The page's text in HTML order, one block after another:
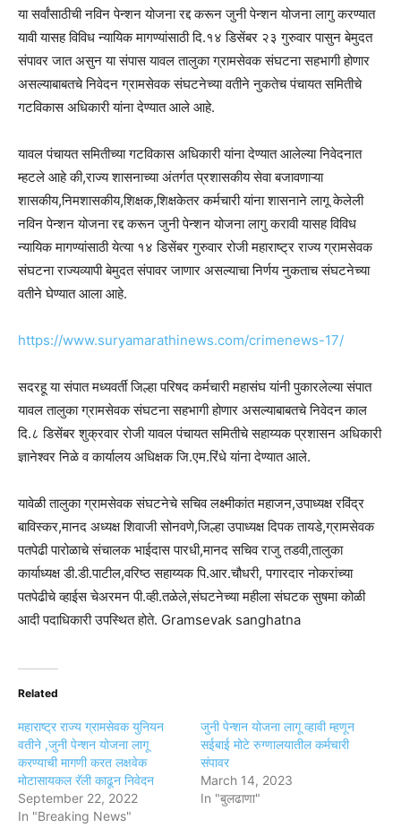
या सर्वांसाठीची नविन पेन्शन योजना रद्द करून जुनी पेन्शन योजना लागु करण्यात
यावी यासह विविध न्यायिक मागण्यांसाठी दि.१४ डिसेंबर २३ गुरुवार पासुन बेमुदत
संपावर जात असुन या संपास यावल तालुका ग्रामसेवक संघटना सहभागी होणार
असल्याबाबतचे निवेदन ग्रामसेवक संघटनेच्या वतीने नुकतेच पंचायत समितीचे
गटविकास अधिकारी यांना देण्यात आले आहे.
यावल पंचायत समितीच्या गटविकास अधिकारी यांना देण्यात आलेल्या निवेदनात
म्हटले आहे की,राज्य शासनाच्या अंतर्गत प्रशासकीय सेवा बजावणाऱ्या
शासकीय,निमशासकीय,शिक्षक,शिक्षकेतर कर्मचारी यांना शासनाने लागू केलेली
नविन पेन्शन योजना रद्द करून जुनी पेन्शन योजना लागु करावी यासह विविध
न्यायिक मागण्यांसाठी येत्या १४ डिसेंबर गुरुवार रोजी महाराष्ट्र राज्य ग्रामसेवक
संघटना राज्यव्यापी बेमुदत संपावर जाणार असल्याचा निर्णय नुकताच संघटनेच्या
वतीने घेण्यात आला आहे.
https://www.suryamarathinews.com/crimenews-17/
सदरहू या संपात मध्यवर्ती जिल्हा परिषद कर्मचारी महासंघ यांनी पुकारलेल्या संपात
यावल तालुका ग्रामसेवक संघटना सहभागी होणार असल्याबाबतचे निवेदन काल
दि.८ डिसेंबर शुक्रवार रोजी यावल पंचायत समितीचे सहाय्यक प्रशासन अधिकारी
ज्ञानेश्वर निळे व कार्यालय अधिक्षक जि.एम.रिंधे यांना देण्यात आले.
यावेळी तालुका ग्रामसेवक संघटनेचे सचिव लक्ष्मीकांत महाजन,उपाध्यक्ष रविंद्र
बाविस्कर,मानद अध्यक्ष शिवाजी सोनवणे,जिल्हा उपाध्यक्ष दिपक तायडे,ग्रामसेवक
पतपेढी पारोळाचे संचालक भाईदास पारधी,मानद सचिव राजु तडवी,तालुका
कार्याध्यक्ष डी.डी.पाटील,वरिष्ठ सहाय्यक पि.आर.चौधरी, पगारदार नोकरांच्या
पतपेढीचे व्हाईस चेअरमन पी.व्ही.तळेले,संघटनेच्या महीला संघटक सुषमा कोळी
आदी पदाधिकारी उपस्थित होते. Gramsevak sanghatna
Related
महाराष्ट्र राज्य ग्रामसेवक युनियन
वतीने ,जुनी पेन्शन योजना लागू
करण्याची मागणी करत लक्षवेक
मोटासायकल रॅली काढून निवेदन
September 22, 2022
In "Breaking News"
जुनी पेन्शन योजना लागू व्हावी म्हणून
सईबाई मोटे रुग्णालयातील कर्मचारी
संपावर
March 14, 2023
In "बुलढाणा"